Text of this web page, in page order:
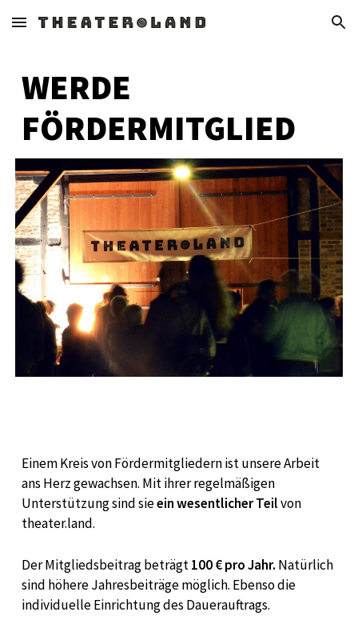
Skip to main content Skip to navigation
WERDE
FÖRDERMITGLIED
Einem Kreis von Fördermitgliedern ist unsere Arbeit
ans Herz gewachsen. Mit ihrer regelmäßigen
Unterstützung sind sieein wesentlicher Teilvon
theater.land.
Der Mitgliedsbeitrag beträgt100 € pro Jahr. Natürlich
sind höhere Jahresbeiträge möglich. Ebenso die
individuelle Einrichtung des Dauerauftrags.